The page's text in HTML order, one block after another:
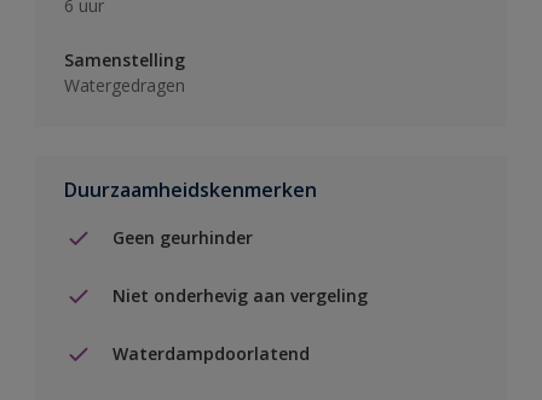
6 uur
Samenstelling
Watergedragen
Duurzaamheidskenmerken
Geen geurhinder
Niet onderhevig aan vergeling
Waterdampdoorlatend